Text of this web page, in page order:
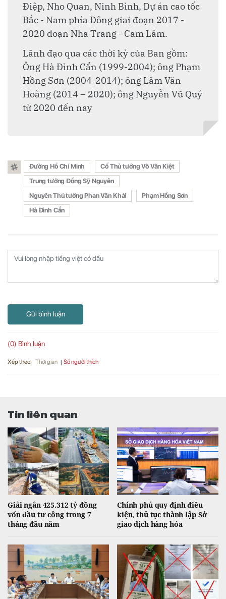
Điệp, Nho Quan, Ninh Bình, Dự án cao tốc
Bắc - Nam phía Đông giai đoạn 2017 -
2020 đoạn Nha Trang - Cam Lâm.
Lãnh đạo qua các thời kỳ của Ban gồm:
Ông Hà Đình Cẩn (1999-2004); ông Phạm
Hồng Sơn (2004-2014); ông Lâm Văn
Hoàng (2014 – 2020); ông Nguyễn Vũ Quý
từ 2020 đến nay
Đường Hồ Chí Minh
Cố Thủ tướng Võ Văn Kiệt
Trung tướng Đồng Sỹ Nguyên
Nguyên Thủ tướng Phan Văn Khải
Phạm Hồng Sơn
Hà Đình Cẩn
Gửi bình luận
(0) Bình luận
Xếp theo: Thời gian Số người thích
Tin liên quan
Giải ngân 425.312 tỷ đồng
vốn đầu tư công trong 7
tháng đầu năm
Chính phủ quy định điều
kiện, thủ tục thành lập Sở
giao dịch hàng hóa